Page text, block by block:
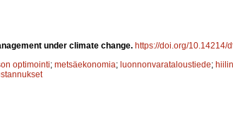
under climate change. https://doi.org/10.14214/
optimointi; metsäekonomia; luonnonvarataloustiede;